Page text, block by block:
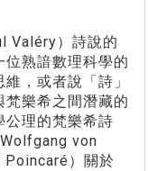
）詩說的
熟諳數理科學的
，或者說「詩」
樂希之間潛藏的
公理的梵樂希詩
von
）關於